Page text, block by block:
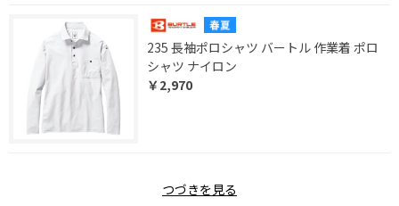
235 長袖ポロシャツ バートル 作業着 ポロ
シャツ ナイロン
￥2,970
つづきを見る